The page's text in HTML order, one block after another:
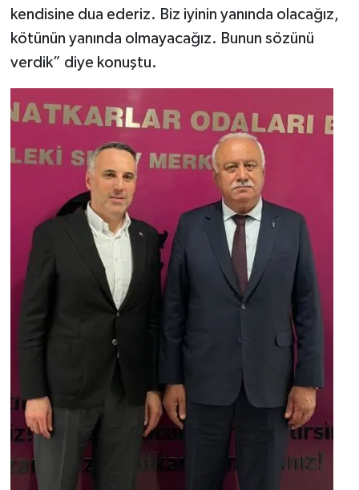
kendisine dua ederiz. Biz iyinin yanında olacağız,
kötünün yanında olmayacağız. Bunun sözünü
verdik” diye konuştu.